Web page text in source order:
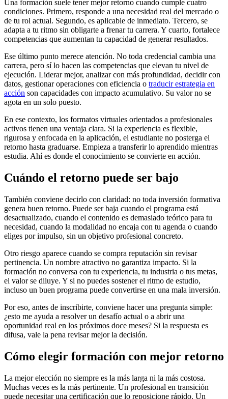
Una formación suele tener mejor retorno cuando cumple cuatro
condiciones. Primero, responde a una necesidad real del mercado o
de tu rol actual. Segundo, es aplicable de inmediato. Tercero, se
adapta a tu ritmo sin obligarte a frenar tu carrera. Y cuarto, fortalece
competencias que aumentan tu capacidad de generar resultados.
Ese último punto merece atención. No toda credencial cambia una
carrera, pero sí lo hacen las competencias que elevan tu nivel de
ejecución. Liderar mejor, analizar con más profundidad, decidir con
datos, gestionar operaciones con eficiencia o traducir estrategia en
acción son capacidades con impacto acumulativo. Su valor no se
agota en un solo puesto.
En ese contexto, los formatos virtuales orientados a profesionales
activos tienen una ventaja clara. Si la experiencia es flexible,
rigurosa y enfocada en la aplicación, el estudiante no posterga el
retorno hasta graduarse. Empieza a transferir lo aprendido mientras
estudia. Ahí es donde el conocimiento se convierte en acción.
Cuándo el retorno puede ser bajo
También conviene decirlo con claridad: no toda inversión formativa
genera buen retorno. Puede ser baja cuando el programa está
desactualizado, cuando el contenido es demasiado teórico para tu
necesidad, cuando la modalidad no encaja con tu agenda o cuando
eliges por impulso, sin un objetivo profesional concreto.
Otro riesgo aparece cuando se compra reputación sin revisar
pertinencia. Un nombre atractivo no garantiza impacto. Si la
formación no conversa con tu experiencia, tu industria o tus metas,
el valor se diluye. Y si no puedes sostener el ritmo de estudio,
incluso un buen programa puede convertirse en una mala inversión.
Por eso, antes de inscribirte, conviene hacer una pregunta simple:
¿esto me ayuda a resolver un desafío actual o a abrir una
oportunidad real en los próximos doce meses? Si la respuesta es
difusa, vale la pena revisar mejor la decisión.
Cómo elegir formación con mejor retorno
La mejor elección no siempre es la más larga ni la más costosa.
Muchas veces es la más pertinente. Un profesional en transición
puede necesitar una certificación que lo reposicione rápido. Un